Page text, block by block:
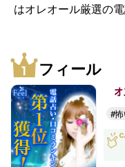
はオレオール厳選の
フィール
#